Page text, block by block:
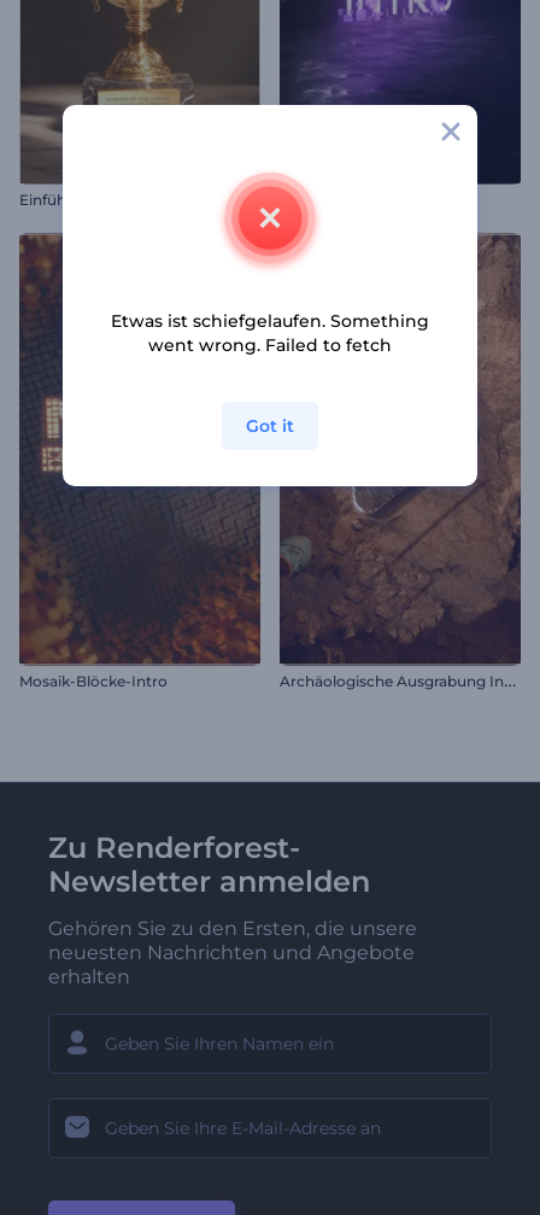
E
inführung zur Verleihung der Goldenen Trophäe 3D-Pixel-Intro
Mosaik-Blöcke-Intro A
rchäologische Ausgrabung Intro
Zu Renderforest-
Newsletter anmelden
Gehören Sie zu den Ersten, die unsere
neuesten Nachrichten und Angebote
erhalten
Etwas ist schiefgelaufen. Something
went wrong. Failed to fetch
Got it